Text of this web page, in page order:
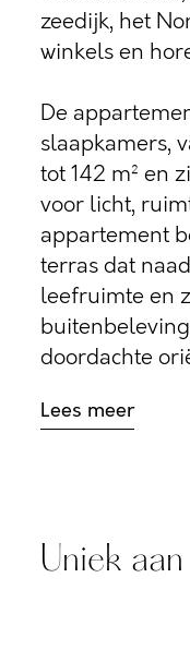
zeedijk, het
winkels en
De
slaapkamers,
tot 142 m² en
voor licht,
appartement
terras dat
leefruimte en
doordachte
Lees meer
Uniek